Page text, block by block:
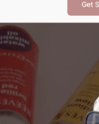
View support
Last updated
Active
WordPress
PHP version